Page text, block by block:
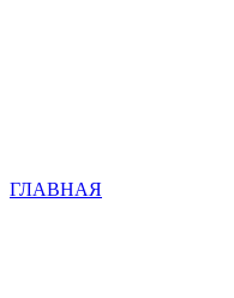
ГЛАВНАЯ